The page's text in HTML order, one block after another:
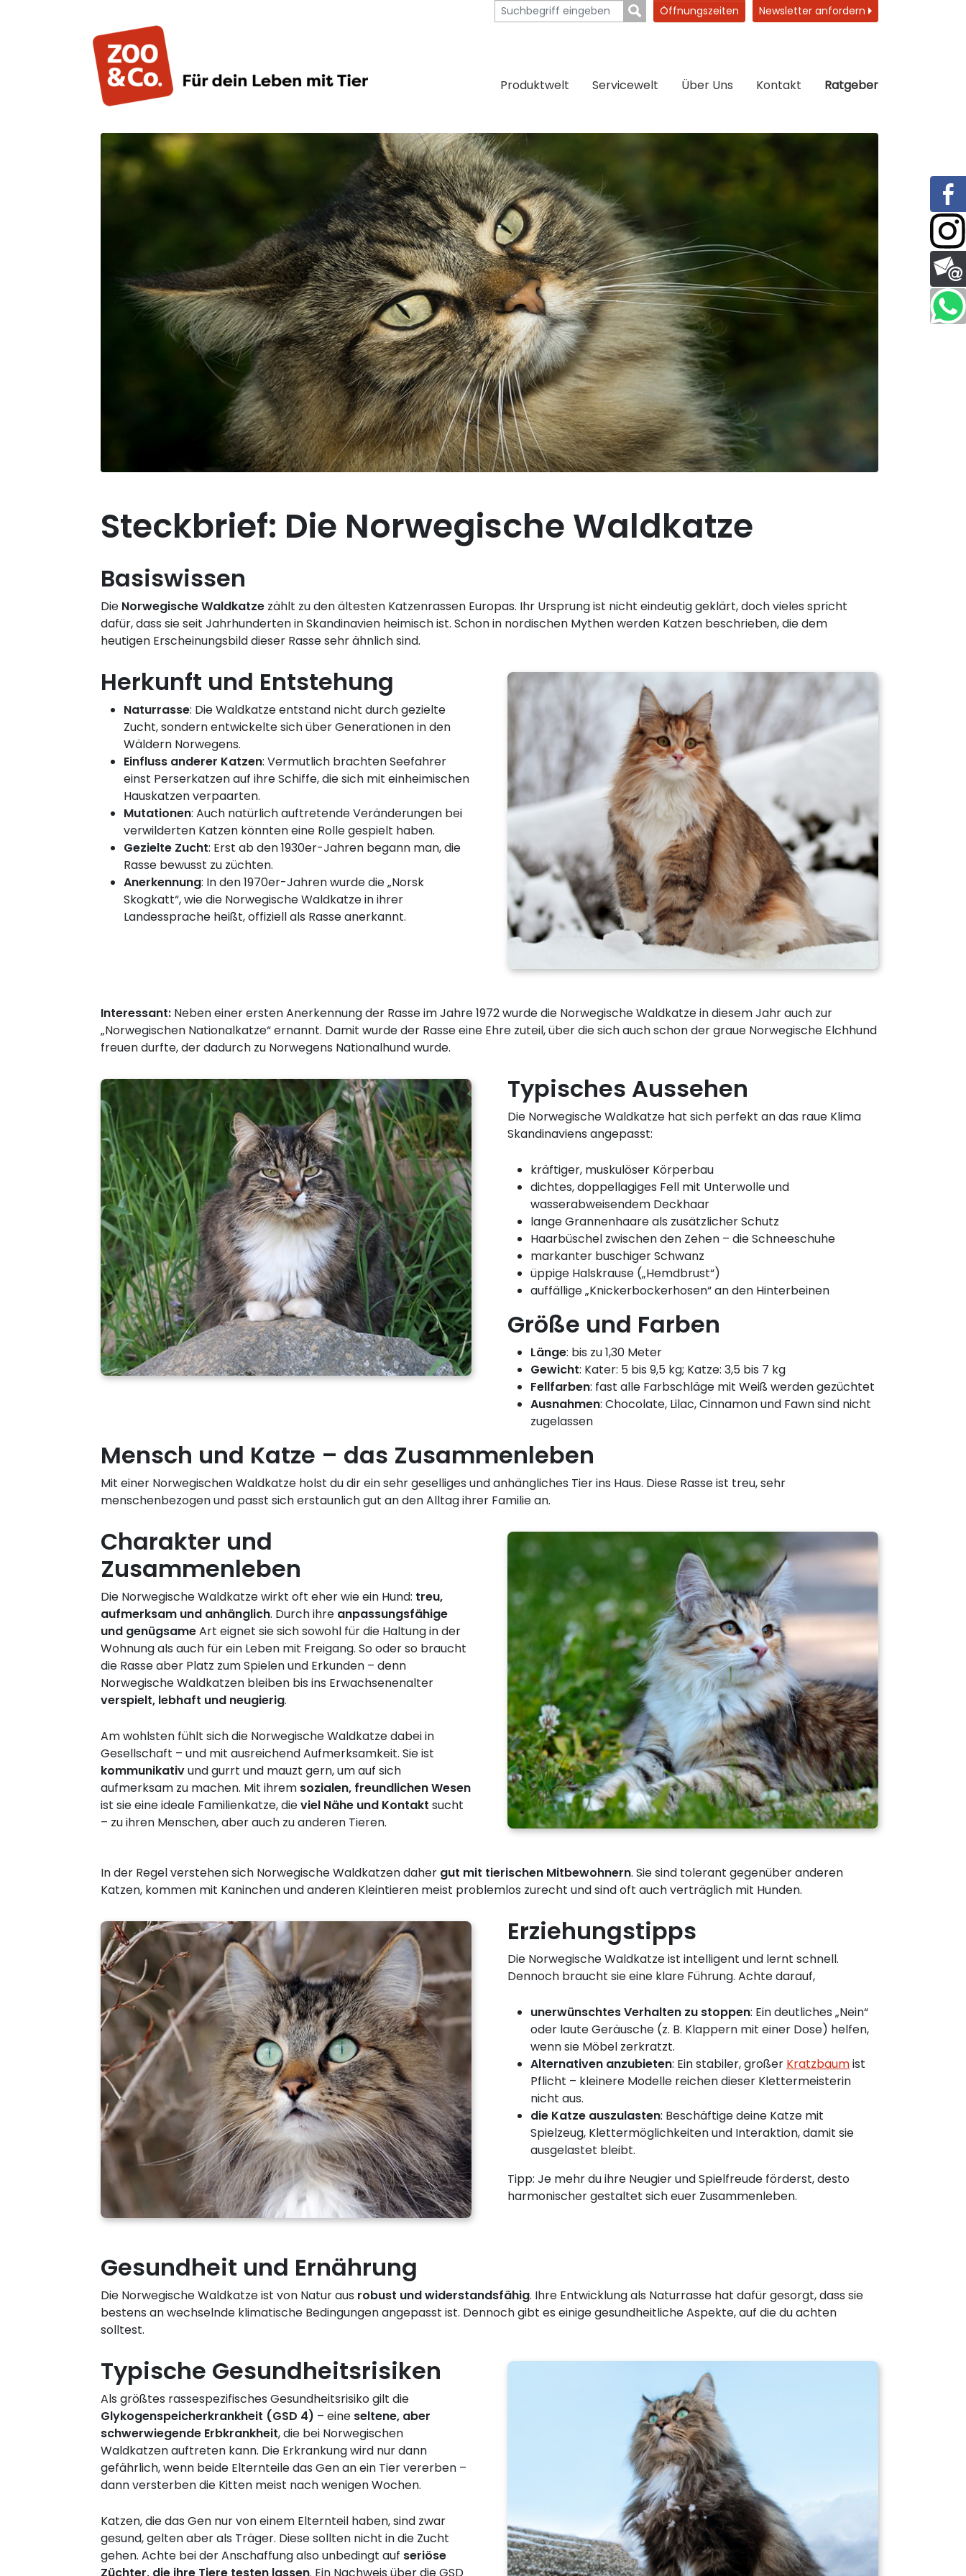
Öffnungszeiten Newsletter anfordern
Produktwelt Servicewelt Über Uns Kontakt Ratgeber
Steckbrief: Die Norwegische Waldkatze
Basiswissen
Die Norwegische Waldkatze zählt zu den ältesten Katzenrassen Europas. Ihr Ursprung ist nicht eindeutig geklärt, doch vieles spricht
dafür, dass sie seit Jahrhunderten in Skandinavien heimisch ist. Schon in nordischen Mythen werden Katzen beschrieben, die dem
heutigen Erscheinungsbild dieser Rasse sehr ähnlich sind.
Herkunft und Entstehung
Naturrasse: Die Waldkatze entstand nicht durch gezielte
Zucht, sondern entwickelte sich über Generationen in den
Wäldern Norwegens.
Einfluss anderer Katzen: Vermutlich brachten Seefahrer
einst Perserkatzen auf ihre Schiffe, die sich mit einheimischen
Hauskatzen verpaarten.
Mutationen: Auch natürlich auftretende Veränderungen bei
verwilderten Katzen könnten eine Rolle gespielt haben.
Gezielte Zucht: Erst ab den 1930er-Jahren begann man, die
Rasse bewusst zu züchten.
Anerkennung: In den 1970er-Jahren wurde die „Norsk
Skogkatt“, wie die Norwegische Waldkatze in ihrer
Landessprache heißt, offiziell als Rasse anerkannt.
Interessant: Neben einer ersten Anerkennung der Rasse im Jahre 1972 wurde die Norwegische Waldkatze in diesem Jahr auch zur
„Norwegischen Nationalkatze“ ernannt. Damit wurde der Rasse eine Ehre zuteil, über die sich auch schon der graue Norwegische Elchhund
freuen durfte, der dadurch zu Norwegens Nationalhund wurde.
Typisches Aussehen
Die Norwegische Waldkatze hat sich perfekt an das raue Klima
Skandinaviens angepasst:
kräftiger, muskulöser Körperbau
dichtes, doppellagiges Fell mit Unterwolle und
wasserabweisendem Deckhaar
lange Grannenhaare als zusätzlicher Schutz
Haarbüschel zwischen den Zehen – die Schneeschuhe
markanter buschiger Schwanz
üppige Halskrause („Hemdbrust“)
auffällige „Knickerbockerhosen“ an den Hinterbeinen
Größe und Farben
Länge: bis zu 1,30 Meter
Gewicht: Kater: 5 bis 9,5 kg; Katze: 3,5 bis 7 kg
Fellfarben: fast alle Farbschläge mit Weiß werden gezüchtet
Ausnahmen: Chocolate, Lilac, Cinnamon und Fawn sind nicht
zugelassen
Mensch und Katze – das Zusammenleben
Mit einer Norwegischen Waldkatze holst du dir ein sehr geselliges und anhängliches Tier ins Haus. Diese Rasse ist treu, sehr
menschenbezogen und passt sich erstaunlich gut an den Alltag ihrer Familie an.
Charakter und
Zusammenleben
Die Norwegische Waldkatze wirkt oft eher wie ein Hund: treu,
aufmerksam und anhänglich. Durch ihre anpassungsfähige
und genügsameArt eignet sie sich sowohl für die Haltung in der
Wohnung als auch für ein Leben mit Freigang. So oder so braucht
die Rasse aber Platz zum Spielen und Erkunden – denn
Norwegische Waldkatzen bleiben bis ins Erwachsenenalter
verspielt, lebhaft und neugierig.
Am wohlsten fühlt sich die Norwegische Waldkatze dabei in
Gesellschaft – und mit ausreichend Aufmerksamkeit. Sie ist
kommunikativund gurrt und mauzt gern, um auf sich
aufmerksam zu machen. Mit ihrem sozialen, freundlichen Wesen
ist sie eine ideale Familienkatze, dieviel Nähe und Kontakt sucht
– zu ihren Menschen, aber auch zu anderen Tieren.
In der Regel verstehen sich Norwegische Waldkatzen daher gut mit tierischen Mitbewohnern. Sie sind tolerant gegenüber anderen
Katzen, kommen mit Kaninchen und anderen Kleintieren meist problemlos zurecht und sind oft auch verträglich mit Hunden.
Erziehungstipps
Die Norwegische Waldkatze ist intelligent und lernt schnell.
Dennoch braucht sie eine klare Führung. Achte darauf,
unerwünschtes Verhalten zu stoppen: Ein deutliches „Nein“
oder laute Geräusche (z. B. Klappern mit einer Dose) helfen,
wenn sie Möbel zerkratzt.
Alternativen anzubieten: Ein stabiler, großer Kratzbaumist
Pflicht – kleinere Modelle reichen dieser Klettermeisterin
nicht aus.
die Katze auszulasten: Beschäftige deine Katze mit
Spielzeug, Klettermöglichkeiten und Interaktion, damit sie
ausgelastet bleibt.
Tipp: Je mehr du ihre Neugier und Spielfreude förderst, desto
harmonischer gestaltet sich euer Zusammenleben.
Gesundheit und Ernährung
Die Norwegische Waldkatze ist von Natur aus robust und widerstandsfähig. Ihre Entwicklung als Naturrasse hat dafür gesorgt, dass sie
bestens an wechselnde klimatische Bedingungen angepasst ist. Dennoch gibt es einige gesundheitliche Aspekte, auf die du achten
solltest.
Typische Gesundheitsrisiken
Als größtes rassespezifisches Gesundheitsrisiko gilt die
Glykogenspeicherkrankheit (GSD 4) – eine seltene, aber
schwerwiegende Erbkrankheit, die bei Norwegischen
Waldkatzen auftreten kann. Die Erkrankung wird nur dann
gefährlich, wenn beide Elternteile das Gen an ein Tier vererben –
dann versterben die Kitten meist nach wenigen Wochen.
Katzen, die das Gen nur von einem Elternteil haben, sind zwar
gesund, gelten aber als Träger. Diese sollten nicht in die Zucht
gehen. Achte bei der Anschaffung also unbedingt auf seriöse
Züchter, die ihre Tiere testen lassen. Ein Nachweis über die GSD